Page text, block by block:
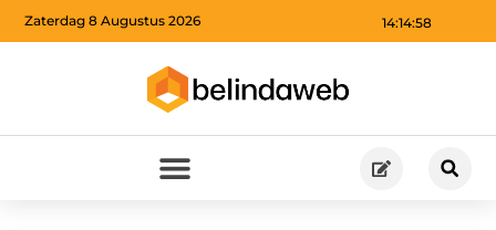
14:15:00
Zaterdag 8 Augustus 2026